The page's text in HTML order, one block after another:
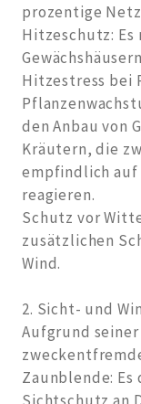
prozentige
Hitzeschutz:
Hitzestress bei
den Anbau von
Kräutern, die
empfindlich auf
reagieren.
Schutz vor
zusätzlichen
Wind.
2. Sicht- und
Aufgrund
Zaunblende: